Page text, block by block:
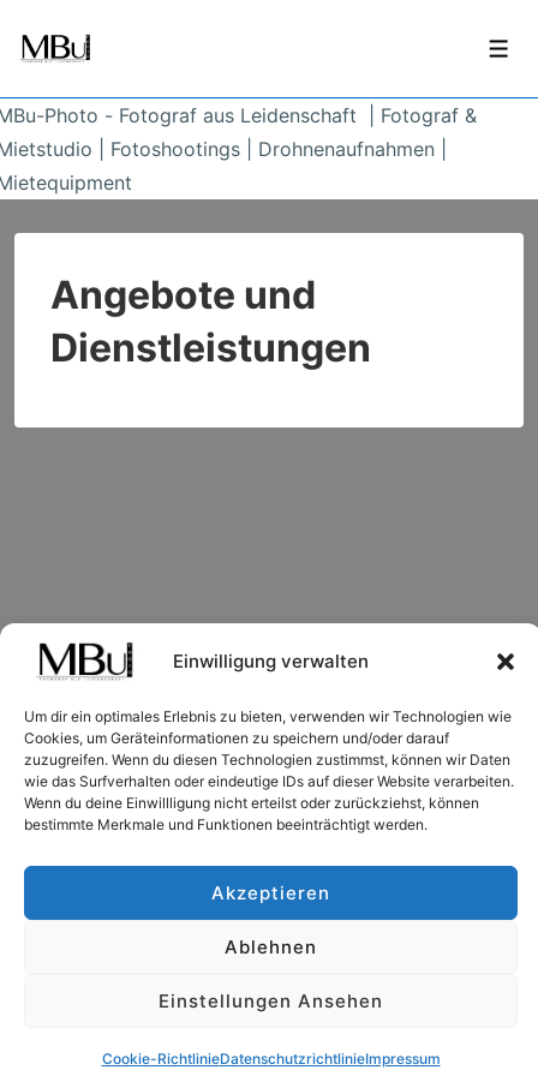
Einwilligung verwalten
Um dir ein optimales Erlebnis zu bieten, verwenden wir Technologien wie
Cookies, um Geräteinformationen zu speichern und/oder darauf
zuzugreifen. Wenn du diesen Technologien zustimmst, können wir Daten
wie das Surfverhalten oder eindeutige IDs auf dieser Website verarbeiten.
Wenn du deine Einwillligung nicht erteilst oder zurückziehst, können
bestimmte Merkmale und Funktionen beeinträchtigt werden.
Akzeptieren
Ablehnen
Einstellungen Ansehen
Cookie-RichtlinieDatenschutzrichtlinieImpressum
Zum
Photo - Fotograf aus Leidenschaft | Fotograf &
| Fotoshootings | Drohnenaufnahmen |
Angebote und
Dienstleistungen
Copyright © 2026 MBu-Photo - Fotograf aus
Leidenschaft